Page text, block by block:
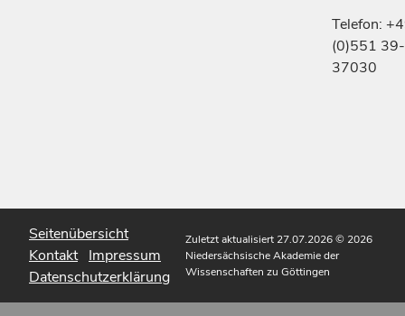
Telefon:
(0)551 39-
37030
Seitenübersicht
Kontakt Impressum
Datenschutzerklärung
Zuletzt aktualisiert 27.07.2026© 2026
Niedersächsische Akademie der
Wissenschaften zu Göttingen